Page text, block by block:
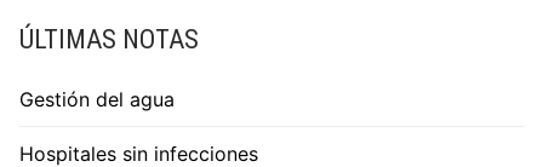
ÚLTIMAS NOTAS
Gestión del agua
Hospitales sin infecciones